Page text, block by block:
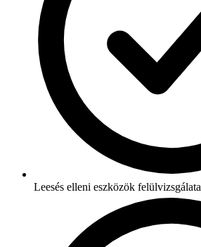
Leesés elleni eszközök felülvizsgálata